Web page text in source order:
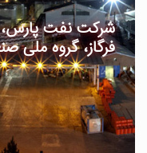
شرکت نفت پارس،
فرگاز، گروه ملی